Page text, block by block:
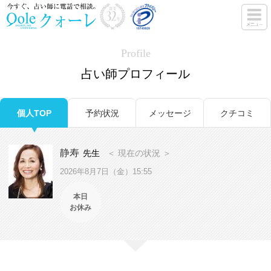
Profile
占い師プロフィール
個人TOP 予約状況 メッセージ クチコミ
静寿 先生 ＜ 現在の状況 ＞
2026年8月7日（金）15:55
本日
お休み